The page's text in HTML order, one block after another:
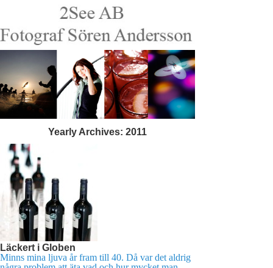
Yearly Archives: 2011
Läckert i Globen
Minns mina ljuva år fram till 40. Då var det aldrig